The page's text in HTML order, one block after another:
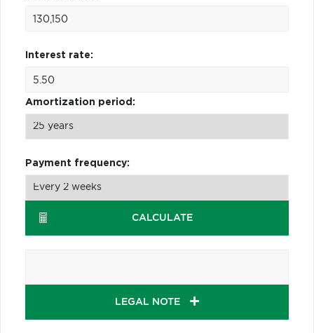
Interest rate:
Amortization period:
Payment frequency:
CALCULATE
LEGAL NOTE